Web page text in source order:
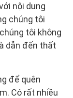
nội dung
chúng tôi
tôi không
dẫn đến thất
để quên
Có rất nhiều